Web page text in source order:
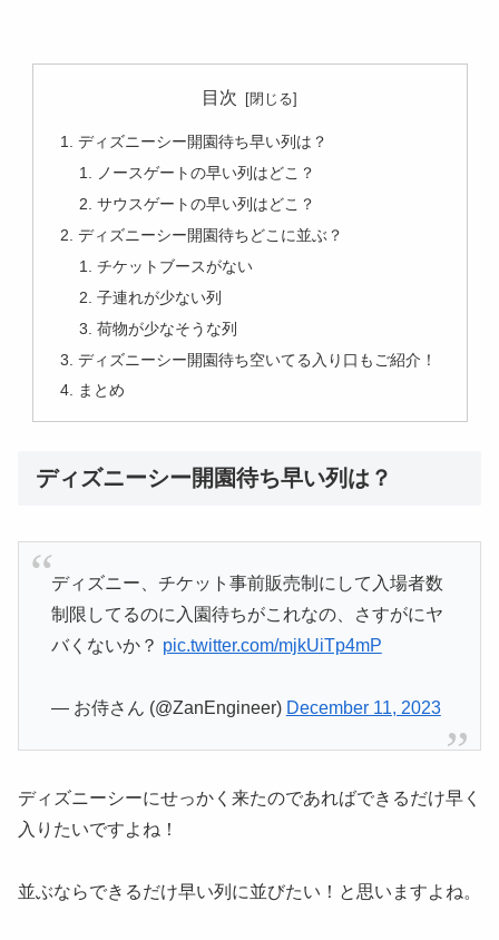
目次
ディズニーシー開園待ち早い列は？
ノースゲートの早い列はどこ？
サウスゲートの早い列はどこ？
ディズニーシー開園待ちどこに並ぶ？
チケットブースがない
子連れが少ない列
荷物が少なそうな列
ディズニーシー開園待ち空いてる入り口もご紹介！
まとめ
ディズニーシー開園待ち早い列は？
ディズニー、チケット事前販売制にして入場者数
制限してるのに入園待ちがこれなの、さすがにヤ
バくないか？ pic.twitter.com/mjkUiTp4mP
— お侍さん (@ZanEngineer) December 11, 2023
ディズニーシーにせっかく来たのであればできるだけ早く
入りたいですよね！
並ぶならできるだけ早い列に並びたい！と思いますよね。